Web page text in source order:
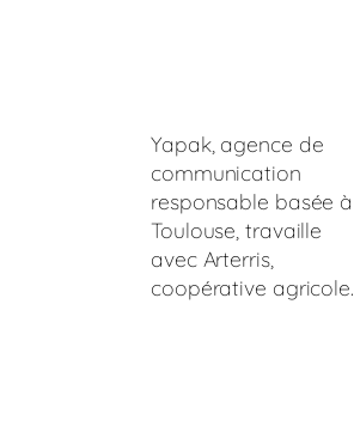
Yapak, agence de
communication
responsable basée à
Toulouse, travaille
avec Arterris,
coopérative agricole.